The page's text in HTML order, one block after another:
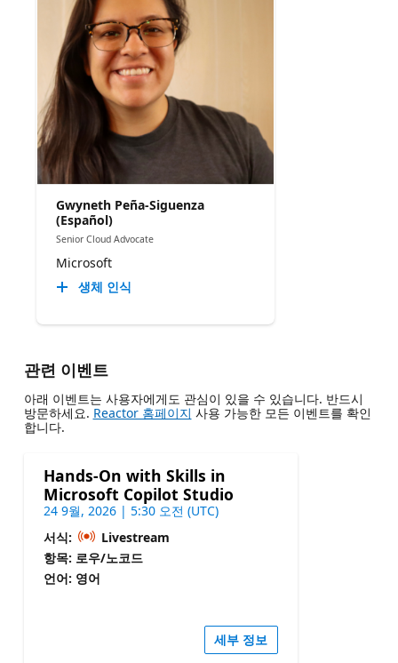
Gwyneth Peña-Siguenza
(Español)
Senior Cloud Advocate
Microsoft
생체 인식
관련 이벤트
아래 이벤트는 사용자에게도 관심이 있을 수 있습니다. 반드시
방문하세요. Reactor 홈페이지 사용 가능한 모든 이벤트를 확인
합니다.
Hands-On with Skills in
Microsoft Copilot Studio
24 9월, 2026 | 5:30 오전 (UTC)
서식:
Livestream
항목: 로우/노코드
언어: 영어
세부 정보